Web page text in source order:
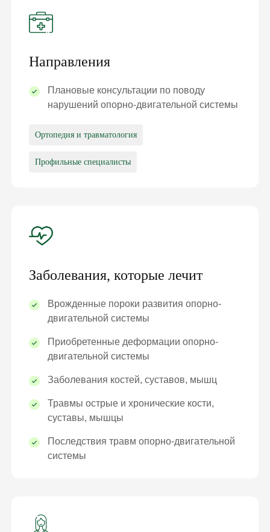
Направления
Плановые консультации по поводу
нарушений опорно-двигательной системы
Ортопедия и травматология
Профильные специалисты
Заболевания, которые лечит
Врожденные пороки развития опорно-
двигательной системы
Приобретенные деформации опорно-
двигательной системы
Заболевания костей, суставов, мышц
Травмы острые и хронические кости,
суставы, мышцы
Последствия травм опорно-двигательной
системы